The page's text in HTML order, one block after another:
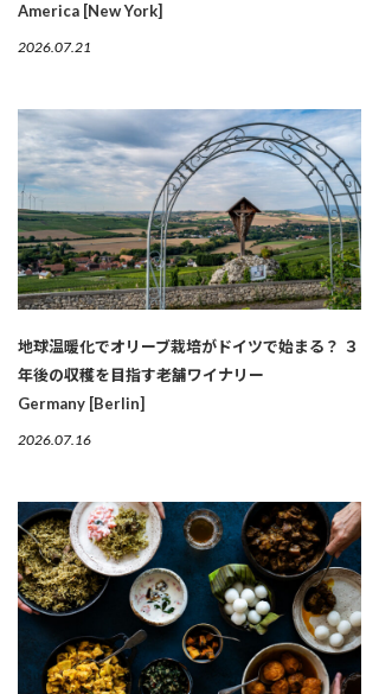
America [New York]
2026.07.21
地球温暖化でオリーブ栽培がドイツで始まる？ ３
年後の収穫を目指す老舗ワイナリー
Germany [Berlin]
2026.07.16